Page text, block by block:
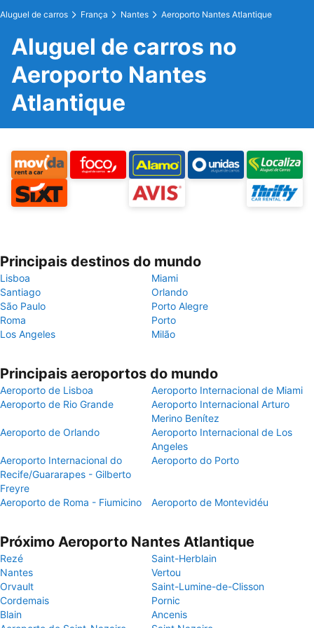
Aluguel de carros França Nantes Aeroporto Nantes Atlantique
Aluguel de carros no
Aeroporto Nantes
Atlantique
Principais destinos do mundo
Lisboa
Miami
Santiago
Orlando
São Paulo
Porto Alegre
Roma
Porto
Los Angeles
Milão
Principais aeroportos do mundo
Aeroporto de Lisboa
Aeroporto Internacional de Miami
Aeroporto de Rio Grande
Aeroporto Internacional Arturo
Merino Benítez
Aeroporto de Orlando
Aeroporto Internacional de Los
Angeles
Aeroporto Internacional do
Recife/Guararapes - Gilberto
Freyre
Aeroporto do Porto
Aeroporto de Roma - Fiumicino Aeroporto de Montevidéu
Próximo Aeroporto Nantes Atlantique
Rezé
Saint-Herblain
Nantes
Vertou
Orvault
Saint-Lumine-de-Clisson
Cordemais
Pornic
Blain
Ancenis